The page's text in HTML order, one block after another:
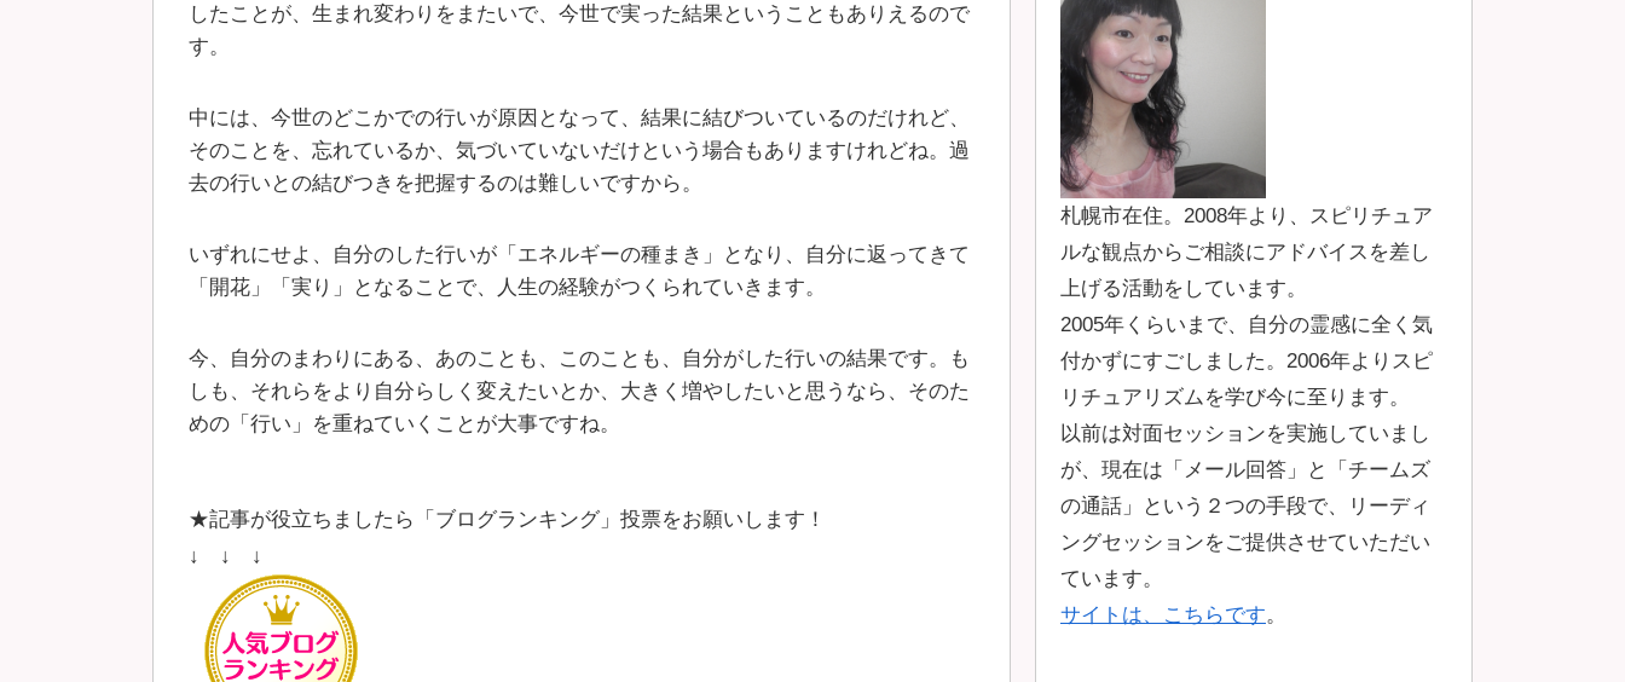
したことが、生まれ変わりをまたいで、今世で実った結果ということもありえるので
す。
中には、今世のどこかでの行いが原因となって、結果に結びついているのだけれど、
そのことを、忘れているか、気づいていないだけという場合もありますけれどね。過
去の行いとの結びつきを把握するのは難しいですから。
いずれにせよ、自分のした行いが「エネルギーの種まき」となり、自分に返ってきて
「開花」「実り」となることで、人生の経験がつくられていきます。
今、自分のまわりにある、あのことも、このことも、自分がした行いの結果です。も
しも、それらをより自分らしく変えたいとか、大きく増やしたいと思うなら、そのた
めの「行い」を重ねていくことが大事ですね。
★記事が役立ちましたら「ブログランキング」投票をお願いします！
↓ ↓ ↓
札幌市在住。2008年より、スピリチュア
ルな観点からご相談にアドバイスを差し
上げる活動をしています。
2005年くらいまで、自分の霊感に全く気
付かずにすごしました。2006年よりスピ
リチュアリズムを学び今に至ります。
以前は対面セッションを実施していまし
が、現在は「メール回答」と「チームズ
の通話」という２つの手段で、リーディ
ングセッションをご提供させていただい
ています。
サイトは、こちらです。